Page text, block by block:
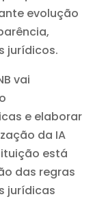
evolução
jurídicos.
vai
e elaborar
da IA
está
das regras
jurídicas